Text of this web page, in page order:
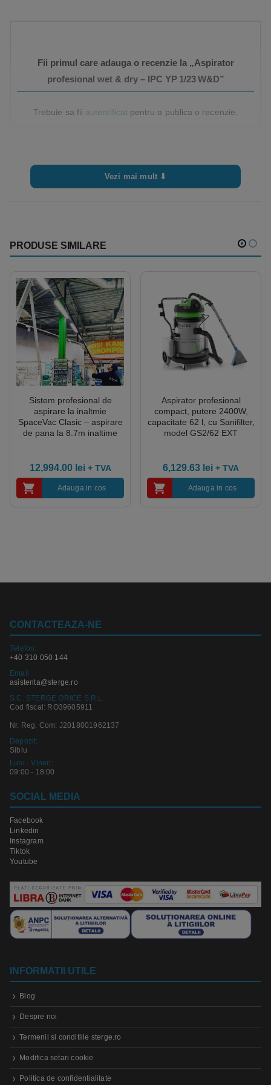
Fii primul care adauga o recenzie la „Aspirator
profesional wet & dry – IPC YP 1/23 W&D”
Trebuie sa fii autentificatpentru a publica o recenzie.
Vezi mai mult ⬇
PRODUSE SIMILARE
Sistem profesional de
aspirare la inaltmie
SpaceVac Clasic – aspirare
de pana la 8.7m inaltime
12,994.00 lei + TVA
Adauga in cos
Aspirator profesional
compact, putere 2400W,
capacitate 62 l, cu Sanifilter,
model GS2/62 EXT
6,129.63 lei + TVA
Adauga in cos
CONTACTEAZA-NE
Telefon:
+40 310 050 144
Email
asistenta@sterge.ro
S.C. STERGE ORICE S.R.L.
Cod fiscal: RO39605911
Nr. Reg. Com: J2018001962137
Depozit:
Sibiu
Luni - Vineri:
09:00 - 18:00
SOCIAL MEDIA
Facebook
Linkedin
Instagram
Tiktok
Youtube
INFORMATII UTILE
Blog
Despre noi
Termenii si conditiile sterge.ro
Modifica setari cookie
Politica de confidentialitate